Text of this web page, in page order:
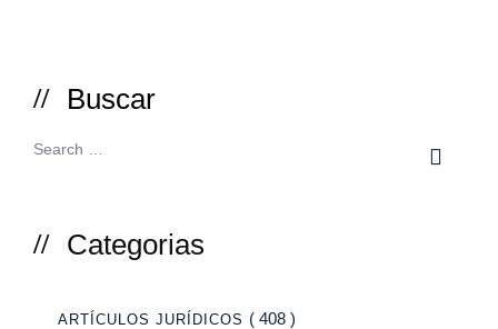
Buscar
Categorias
ARTÍCULOS JURÍDICOS ( 408 )